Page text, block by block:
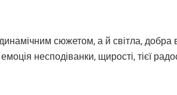
сюжетом, а й світла,
несподіванки, щирості, тієї